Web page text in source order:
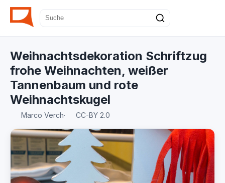
Weihnachtsdekoration Schriftzug
frohe Weihnachten, weißer
Tannenbaum und rote
Weihnachtskugel
Marco Verch· CC-BY 2.0